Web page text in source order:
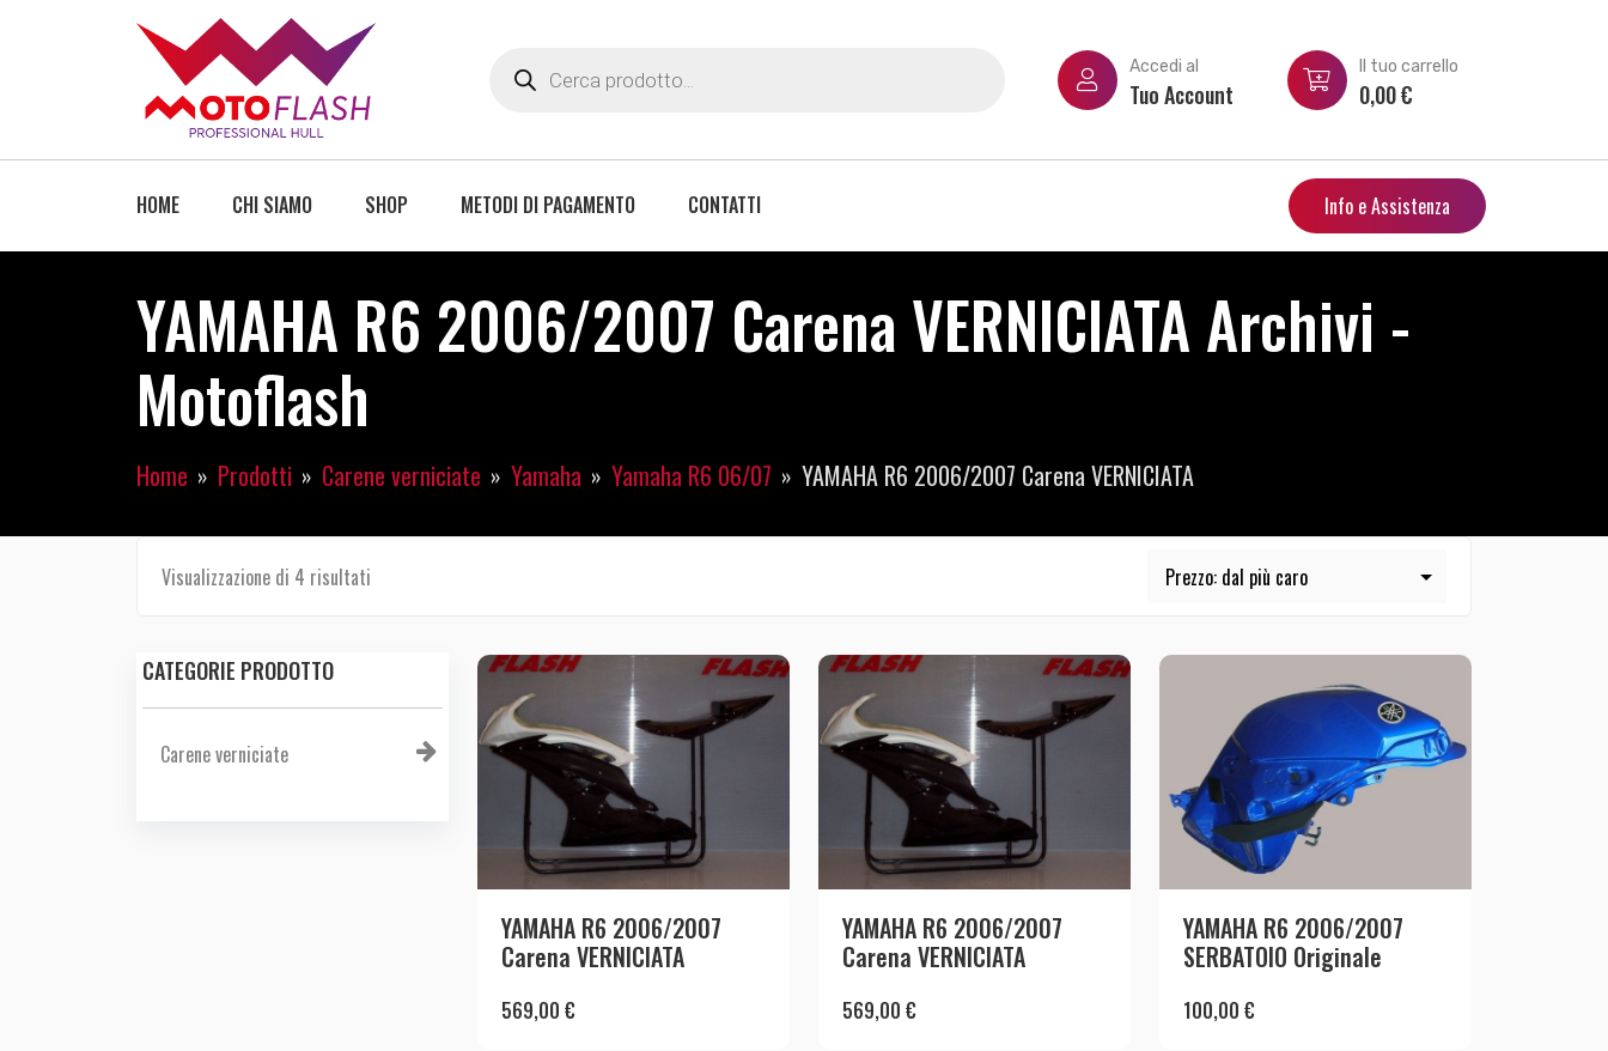
Accedi al
Tuo Account
Il tuo carrello
0,00€
HOME CHI SIAMO SHOP METODI DI PAGAMENTO CONTATTI Info e Assistenza
YAMAHA R6 2006/2007 Carena VERNICIATA Archivi -
Motoflash
Home Prodotti Carene verniciate Yamaha Yamaha R6 06/07 YAMAHA R6 2006/2007 Carena VERNICIATA
Visualizzazione di 4 risultati
CATEGORIE PRODOTTO
Carene verniciate
YAMAHA R6 2006/2007
Carena VERNICIATA
569,00 €
YAMAHA R6 2006/2007
Carena VERNICIATA
569,00 €
YAMAHA R6 2006/2007
SERBATOIO Originale
100,00 €